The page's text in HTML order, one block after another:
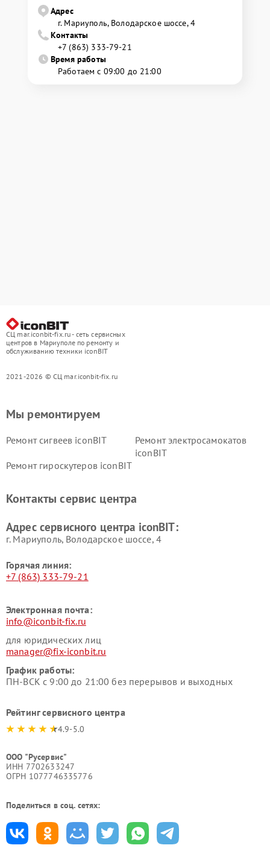
Адрес
г. Мариуполь, Володарское шоссе, 4
Контакты
+7 (863) 333-79-21
Время работы
Работаем с 09:00 до 21:00
СЦ mar.iconbit-fix.ru - сеть сервисных
центров в Мариуполе по ремонту и
обслуживанию техники iconBIT
2021-2026 © СЦ mar.iconbit-fix.ru
Мы ремонтируем
Ремонт сигвеев iconBIT
Ремонт электросамокатов
iconBIT
Ремонт гироскутеров iconBIT
Контакты сервис центра
Адрес сервисного центра iconBIT:
г. Мариуполь, Володарское шоссе, 4
Горячая линия:
+7 (863) 333-79-21
Электронная почта:
info@iconbit-fix.ru
для юридических лиц
manager@fix-iconbit.ru
График работы:
ПН-ВСК с 9:00 до 21:00 без перерывов и выходных
Рейтинг сервисного центра
4.9-5.0
ООО "Русервис"
ИНН 7702633247
ОГРН 1077746335776
Поделиться в соц. сетях: